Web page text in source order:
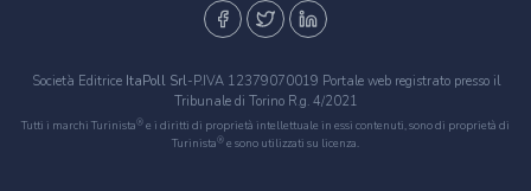
Società Editrice ItaPoll Srl-P.IVA 12379070019 Portale web registrato presso il
Tribunale di Torino R.g. 4/2021
Tutti i marchi Turinista® e i diritti di proprietà intellettuale in essi contenuti, sono di proprietà di
Turinista® e sono utilizzati su licenza.